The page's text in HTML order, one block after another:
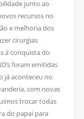
junto ao
recursos no
e melhoria dos
cirurgias
à conquista do
foram emitidas
já aconteceu no
com novas
trocar todas
do papai para